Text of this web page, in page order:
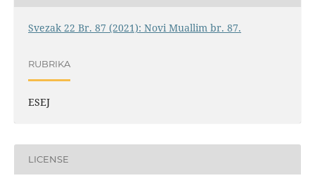
Svezak 22 Br. 87 (2021): Novi Muallim br. 87.
RUBRIKA
ESEJ
LICENSE